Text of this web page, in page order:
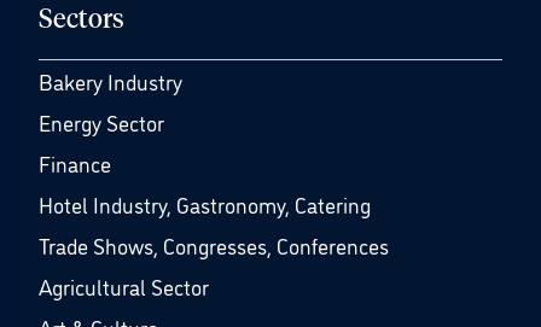
Sectors
Bakery Industry
Energy Sector
Finance
Hotel Industry, Gastronomy, Catering
Trade Shows, Congresses, Conferences
Agricultural Sector